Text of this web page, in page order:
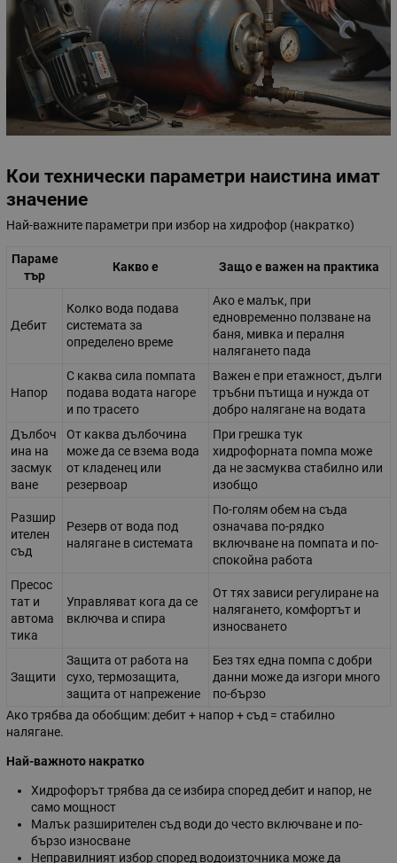
Кои технически параметри наистина имат
значение
Най-важните параметри при избор на хидрофор (накратко)
Параме
тър
Какво е Защо е важен на практика
Дебит
Колко вода подава
системата за
определено време
Ако е малък, при
едновременно ползване на
баня, мивка и пералня
налягането пада
Напор
С каква сила помпата
подава водата нагоре
и по трасето
Важен е при етажност, дълги
тръбни пътища и нужда от
добро налягане на водата
Дълбоч
ина на
засмук
ване
От каква дълбочина
може да се взема вода
от кладенец или
резервоар
При грешка тук
хидрофорната помпа може
да не засмуква стабилно или
изобщо
Разшир
ителен
съд
Резерв от вода под
налягане в системата
По-голям обем на съда
означава по-рядко
включване на помпата и по-
спокойна работа
Пресос
тат и
автома
тика
Управляват кога да се
включва и спира
От тях зависи регулиране на
налягането, комфортът и
износването
Защити
Защита от работа на
сухо, термозащита,
защита от напрежение
Без тях една помпа с добри
данни може да изгори много
по-бързо
Ако трябва да обобщим: дебит + напор + съд = стабилно
налягане.
Най-важното накратко
Хидрофорът трябва да се избира според дебит и напор, не
само мощност
Малък разширителен съд води до често включване и по-
бързо износване
Неправилният избор според водоизточника може да